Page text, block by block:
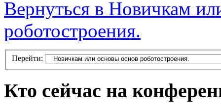
Вернуться в Новичкам
роботостроения.
Перейти:
Кто сейчас на